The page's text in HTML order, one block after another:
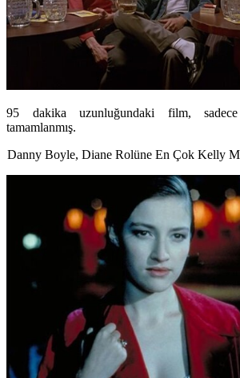
95 dakika uzunluğundaki film,
tamamlanmış.
Danny Boyle, Diane Rolüne En Çok Kelly